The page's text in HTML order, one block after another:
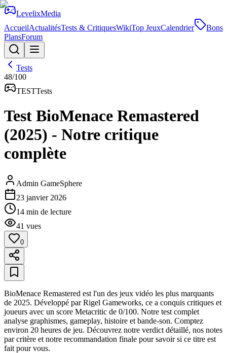
LevelixMedia
AccueilActualitésTests & CritiquesWikiTop JeuxCalendrier
Bons
PlansForum
Tests
48/100
TESTTests
Test BioMenace Remastered
(2025) - Notre critique
complète
Admin GameSphere
23 janvier 2026
14 min de lecture
41 vues
0
BioMenace Remastered est l'un des jeux vidéo les plus marquants
de 2025. Développé par Rigel Gameworks, ce a conquis critiques et
joueurs avec un score Metacritic de 0/100. Notre test complet
analyse graphismes, gameplay, histoire et bande-son. Comptez
environ 20 heures de jeu. Découvrez notre verdict détaillé, nos notes
par critère et notre recommandation finale pour savoir si ce titre est
fait pour vous.